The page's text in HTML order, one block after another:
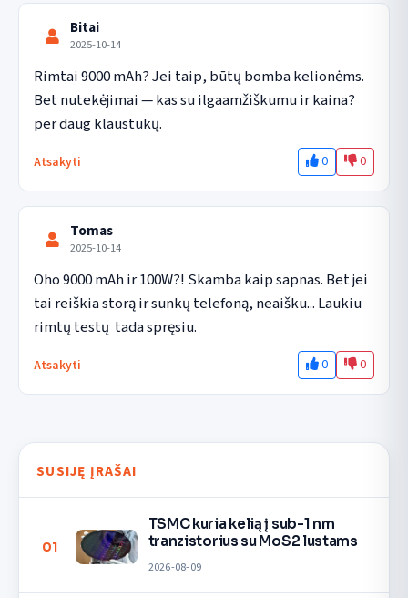
Bitai
2025-10-14
Rimtai 9000 mAh? Jei taip, būtų bomba kelionėms.
Bet nutekėjimai — kas su ilgaamžiškumu ir kaina?
per daug klaustukų.
Atsakyti 0 0
Tomas
2025-10-14
Oho 9000 mAh ir 100W?! Skamba kaip sapnas. Bet jei
tai reiškia storą ir sunkų telefoną, neaišku... Laukiu
rimtų testų  tada spręsiu.
Atsakyti 0 0
SUSIJĘ ĮRAŠAI
01
TSMC kuria kelią į sub-1 nm
tranzistorius su MoS2 lustams
2026-08-09